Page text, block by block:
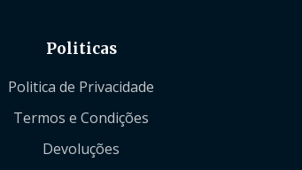
Politicas
Politica de Privacidade
Termos e Condições
Devoluções